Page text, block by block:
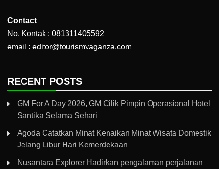
Contact
No. Kontak : 081311405592
email : editor@tourismvaganza.com
RECENT POSTS
GM For A Day 2026, GM Cilik Pimpin Operasional Hotel
Santika Selama Sehari
Agoda Catatkan Minat Kenaikan Minat Wisata Domestik
Jelang Libur Hari Kemerdekaan
Nusantara Explorer Hadirkan pengalaman perjalanan